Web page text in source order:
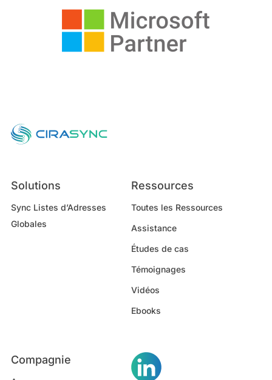
Solutions
Sync Listes d’Adresses
Globales
Ressources
Toutes les Ressources
Assistance
Études de cas
Témoignages
Vidéos
Ebooks
Compagnie